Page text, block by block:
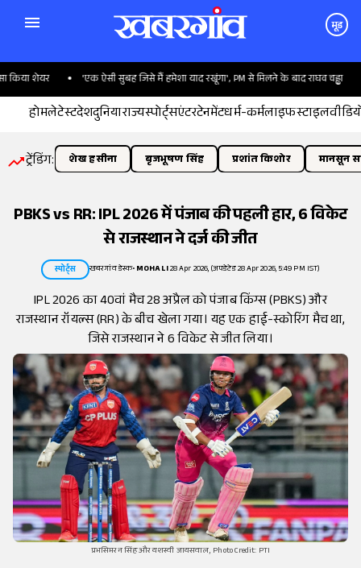
मूड
शेयर 'एक ऐसी सुबह जिसे मैं हमेशा याद रखूंगा', PM से मिलने के बाद राघव चड्ढा
होमलेटेस्टदेशदुनियाराज्यस्पोर्ट्सएंटरटेनमेंटधर्म-कर्मलाइफस्टाइल
ट्रेंडिंग: शेख हसीना बृजभूषण सिंह प्रशांत किशोर मानसून
PBKS vs RR: IPL 2026 में पंजाब की पहली हार, 6 विकेट
से राजस्थान ने दर्ज की जीत
स्पोर्ट्स खबरगांव डेस्क•MOHALI28 Apr 2026, (अपडेटेड 28 Apr 2026, 5:49 PM IST)
IPL 2026 का 40वां मैच 28 अप्रैल को पंजाब किंग्स (PBKS) और
राजस्थान रॉयल्स (RR) के बीच खेला गया। यह एक हाई-स्कोरिंग मैच था,
जिसे राजस्थान ने 6 विकेट से जीत लिया।
प्रभसिमरन सिंह और यशस्वी जायसवाल, Photo Credit: PTI